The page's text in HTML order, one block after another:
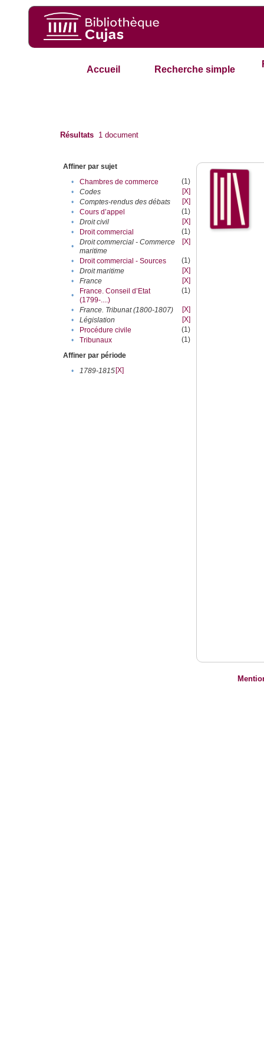
Accueil Recherche simple
Résultats 1 document
Affiner par sujet
•
Chambres de commerce
(1)
•
Codes
[X]
•
Comptes-rendus des débats
[X]
•
Cours d’appel
(1)
•
Droit civil
[X]
•
Droit commercial
(1)
•
Droit commercial - Commerce
maritime
[X]
• Droit commercial - Sources
(1)
•
Droit maritime
[X]
•
France
[X]
•
France. Conseil d’Etat
(1799-....)
(1)
• France. Tribunat (1800-1807)
[X]
•
Législation
[X]
•
Procédure civile
(1)
•
Tribunaux
(1)
Affiner par période
•
1789-1815[X]